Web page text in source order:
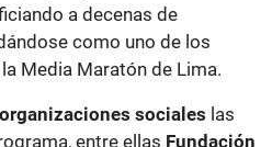
a decenas de
como uno de los
Media Maratón de Lima.
sociales las
entre ellas Fundación